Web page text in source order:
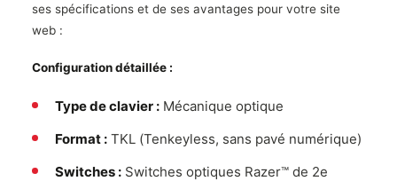
ses spécifications et de ses avantages pour votre site
web :
Configuration détaillée :
Type de clavier : Mécanique optique
Format : TKL (Tenkeyless, sans pavé numérique)
Switches : Switches optiques Razer™ de 2e